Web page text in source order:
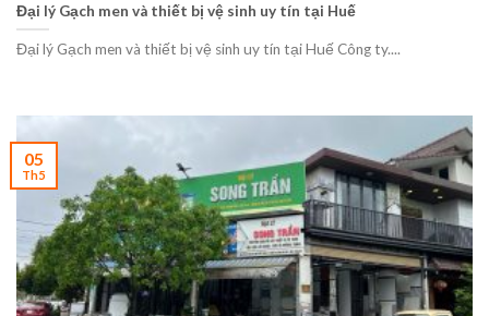
Đại lý Gạch men và thiết bị vệ sinh uy tín tại Huế
Đại lý Gạch men và thiết bị vệ sinh uy tín tại Huế Công ty....
05
Th5